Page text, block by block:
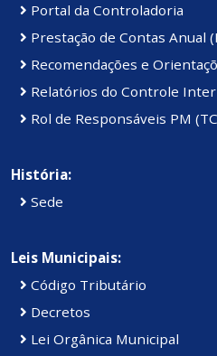
Portal da Controladoria
Prestação de Contas Anual
Recomendações e
Relatórios do Controle
Rol de Responsáveis PM
História:
Sede
Leis Municipais:
Código Tributário
Decretos
Lei Orgânica Municipal